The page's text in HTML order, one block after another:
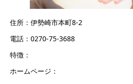
住所：伊勢崎市本町8-2
電話：0270-75-3688
特徴：
ホームページ：